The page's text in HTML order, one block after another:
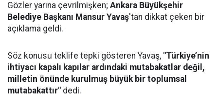
Gözler yarına çevrilmişken; Ankara Büyükşehir
Belediye Başkanı Mansur Yavaş'tan dikkat çeken bir
açıklama geldi.
Söz konusu teklife tepki gösteren Yavaş, "Türkiye’nin
ihtiyacı kapalı kapılar ardındaki mutabakatlar değil,
milletin önünde kurulmuş büyük bir toplumsal
mutabakattır" dedi.